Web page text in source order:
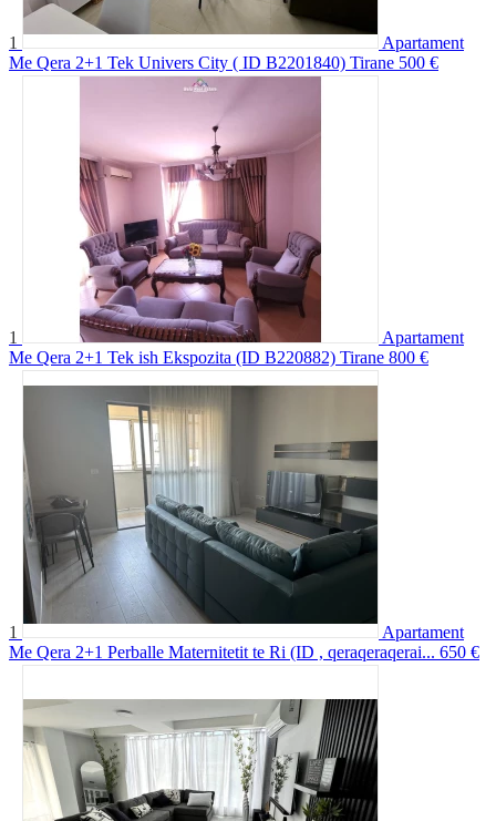
1
Apartament
Me Qera 2+1 Tek Univers City ( ID B2201840) Tirane 500 €
1
Apartament
Me Qera 2+1 Tek ish Ekspozita (ID B220882) Tirane 800 €
1
Apartament
Me Qera 2+1 Perballe Maternitetit te Ri (ID , qeraqeraqerai... 650 €